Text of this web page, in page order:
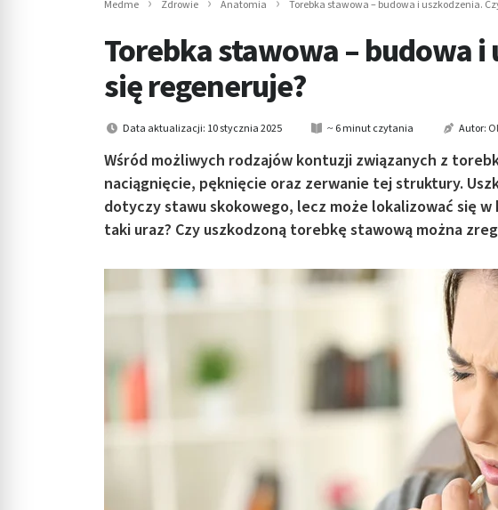
Medme Zdrowie Anatomia Torebka stawowa – budowa i uszkodzenia.
Torebka stawowa – budowa i
się regeneruje?
Data aktualizacji: 10 stycznia 2025 ~ 6 minut czytania Autor:
Wśród możliwych rodzajów kontuzji związanych z
naciągnięcie, pęknięcie oraz zerwanie tej struktury.
dotyczy stawu skokowego, lecz może lokalizować się
taki uraz? Czy uszkodzoną torebkę stawową można